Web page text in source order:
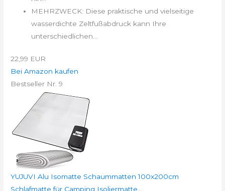
MEHRZWECK: Diese praktische und vielseitige
wasserdichte Zeltfußabdruck kann Ihre
unterschiedlichen...
22,99 EUR
Bei Amazon kaufen
Bestseller Nr. 9
YUJUVI Alu Isomatte Schaummatten 100x200cm
Schlafmatte für Camping Isoliermatte...